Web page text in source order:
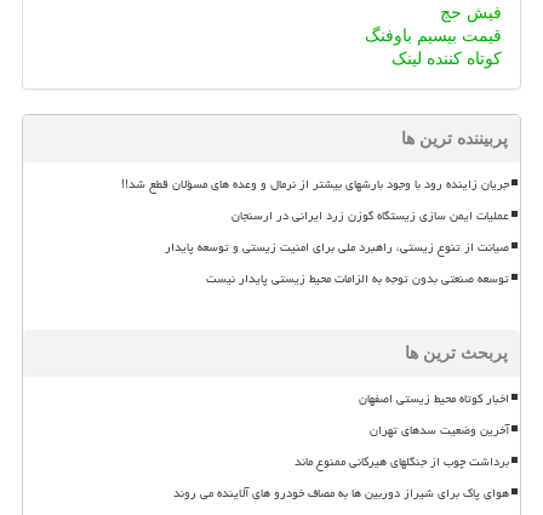
فیش حج
قیمت بیسیم باوفنگ
کوتاه کننده لینک
پربیننده ترین ها
جریان زاینده رود با وجود بارشهای بیشتر از نرمال و وعده های مسؤلان قطع شد!!
عملیات ایمن سازی زیستگاه گوزن زرد ایرانی در ارسنجان
صیانت از تنوع زیستی، راهبرد ملی برای امنیت زیستی و توسعه پایدار
توسعه صنعتی بدون توجه به الزامات محیط زیستی پایدار نیست
پربحث ترین ها
اخبار کوتاه محیط زیستی اصفهان
آخرین وضعیت سدهای تهران
برداشت چوب از جنگلهای هیرکانی ممنوع ماند
هوای پاک برای شیراز دوربین ها به مصاف خودرو های آلاینده می روند